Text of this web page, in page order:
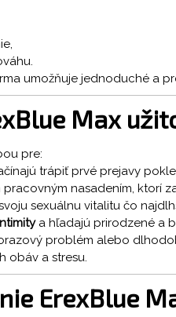
umožňuje jednoduché a
Max
pre:
trápiť prvé prejavy
nasadením, ktorí
sexuálnu vitalitu čo
a hľadajú prirodzené a
problém alebo
obáv a stresu.
ErexBlue